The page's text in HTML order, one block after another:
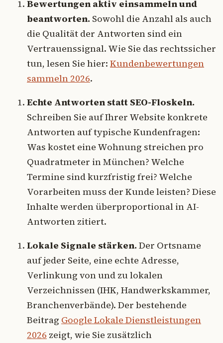
Bewertungen aktiv einsammeln und
beantworten. Sowohl die Anzahl als auch
die Qualität der Antworten sind ein
Vertrauenssignal. Wie Sie das rechtssicher
tun, lesen Sie hier: Kundenbewertungen
sammeln 2026.
Echte Antworten statt SEO-Floskeln.
Schreiben Sie auf Ihrer Website konkrete
Antworten auf typische Kundenfragen:
Was kostet eine Wohnung streichen pro
Quadratmeter in München? Welche
Termine sind kurzfristig frei? Welche
Vorarbeiten muss der Kunde leisten? Diese
Inhalte werden überproportional in AI-
Antworten zitiert.
Lokale Signale stärken. Der Ortsname
auf jeder Seite, eine echte Adresse,
Verlinkung von und zu lokalen
Verzeichnissen (IHK, Handwerkskammer,
Branchenverbände). Der bestehende
Beitrag Google Lokale Dienstleistungen
2026 zeigt, wie Sie zusätzlich